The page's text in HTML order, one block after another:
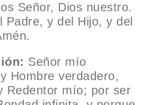
Señor, Dios nuestro.
Padre, y del Hijo, y del
Señor mío
Hombre verdadero,
Redentor mío; por ser